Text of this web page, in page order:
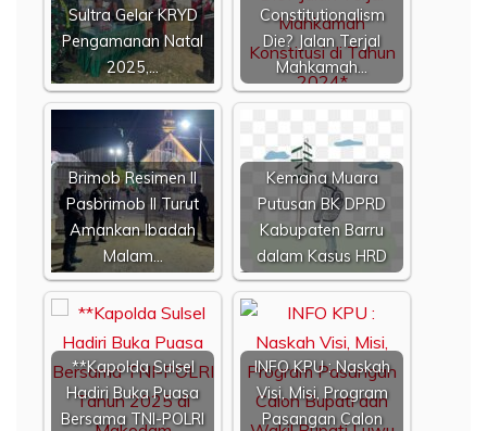
Sultra Gelar KRYD
Pengamanan Natal
2025,…
Constitutionalism
Die? Jalan Terjal
Mahkamah…
Brimob Resimen II
Pasbrimob II Turut
Amankan Ibadah
Malam…
Kemana Muara
Putusan BK DPRD
Kabupaten Barru
dalam Kasus HRD
**Kapolda Sulsel
Hadiri Buka Puasa
Bersama TNI-POLRI
INFO KPU : Naskah
Visi, Misi, Program
Pasangan Calon